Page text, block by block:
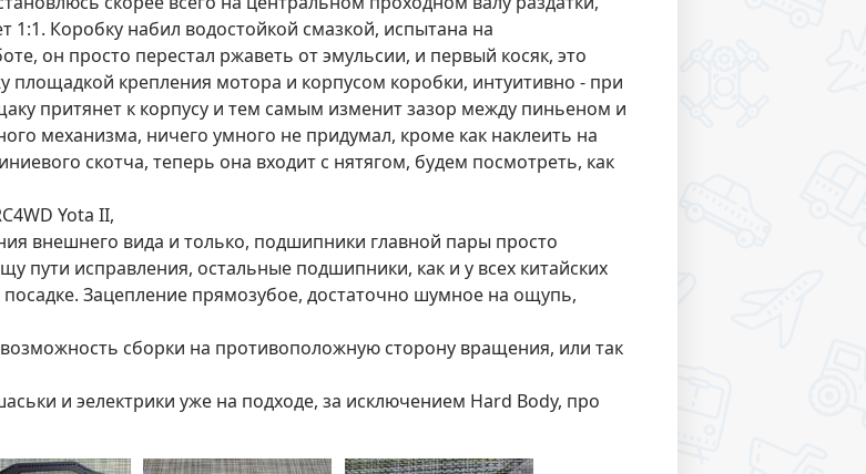
1:1. Коробку набил водостойкой смазкой, испытана на
он просто перестал ржаветь от эмульсии, и первый косяк, это
крепления мотора и корпусом коробки, интуитивно - при
притянет к корпусу и тем самым изменит зазор между пиньеном и
механизма, ничего умного не придумал, кроме как наклеить на
скотча, теперь она входит с нятягом, будем посмотреть, как
Yota II,
внешнего вида и только, подшипники главной пары просто
пути исправления, остальные подшипники, как и у всех китайских
Зацепление прямозубое, достаточно шумное на ощупь,
сборки на противоположную сторону вращения, или так
и эелектрики уже на подходе, за исключением Hard Body, про